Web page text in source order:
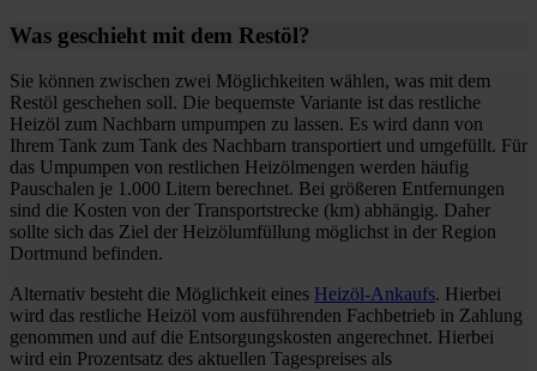
Was geschieht mit dem Restöl?
Sie können zwischen zwei Möglichkeiten wählen, was mit dem
Restöl geschehen soll. Die bequemste Variante ist das restliche
Heizöl zum Nachbarn umpumpen zu lassen. Es wird dann von
Ihrem Tank zum Tank des Nachbarn transportiert und umgefüllt. Für
das Umpumpen von restlichen Heizölmengen werden häufig
Pauschalen je 1.000 Litern berechnet. Bei größeren Entfernungen
sind die Kosten von der Transportstrecke (km) abhängig. Daher
sollte sich das Ziel der Heizölumfüllung möglichst in der Region
Dortmund befinden.
Alternativ besteht die Möglichkeit eines Heizöl-Ankaufs. Hierbei
wird das restliche Heizöl vom ausführenden Fachbetrieb in Zahlung
genommen und auf die Entsorgungskosten angerechnet. Hierbei
wird ein Prozentsatz des aktuellen Tagespreises als